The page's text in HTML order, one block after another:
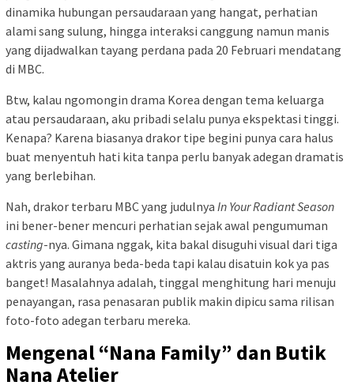
dinamika hubungan persaudaraan yang hangat, perhatian
alami sang sulung, hingga interaksi canggung namun manis
yang dijadwalkan tayang perdana pada 20 Februari mendatang
di MBC.
Btw, kalau ngomongin drama Korea dengan tema keluarga
atau persaudaraan, aku pribadi selalu punya ekspektasi tinggi.
Kenapa? Karena biasanya drakor tipe begini punya cara halus
buat menyentuh hati kita tanpa perlu banyak adegan dramatis
yang berlebihan.
Nah, drakor terbaru MBC yang judulnya In Your Radiant Season
ini bener-bener mencuri perhatian sejak awal pengumuman
casting-nya. Gimana nggak, kita bakal disuguhi visual dari tiga
aktris yang auranya beda-beda tapi kalau disatuin kok ya pas
banget! Masalahnya adalah, tinggal menghitung hari menuju
penayangan, rasa penasaran publik makin dipicu sama rilisan
foto-foto adegan terbaru mereka.
Mengenal “Nana Family” dan Butik
Nana Atelier